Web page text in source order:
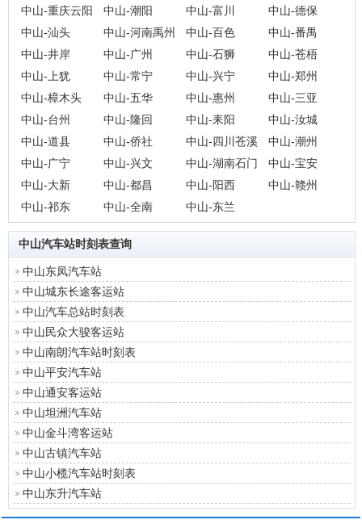
中山-重庆云阳
中山-潮阳 中山-富川
中山-德保
中山-汕头
中山-河南禹州 中山-百色
中山-番禺
中山-井岸
中山-广州 中山-石狮
中山-苍梧
中山-上犹
中山-常宁 中山-兴宁
中山-郑州
中山-樟木头
中山-五华 中山-惠州
中山-三亚
中山-台州
中山-隆回 中山-耒阳
中山-汝城
中山-道县
中山-侨社 中山-四川苍溪
中山-潮州
中山-广宁
中山-兴文 中山-湖南石门
中山-宝安
中山-大新
中山-都昌 中山-阳西
中山-赣州
中山-祁东
中山-全南 中山-东兰
中山汽车站时刻表查询
中山东凤汽车站
中山城东长途客运站
中山汽车总站时刻表
中山民众大骏客运站
中山南朗汽车站时刻表
中山平安汽车站
中山通安客运站
中山坦洲汽车站
中山金斗湾客运站
中山古镇汽车站
中山小榄汽车站时刻表
中山东升汽车站